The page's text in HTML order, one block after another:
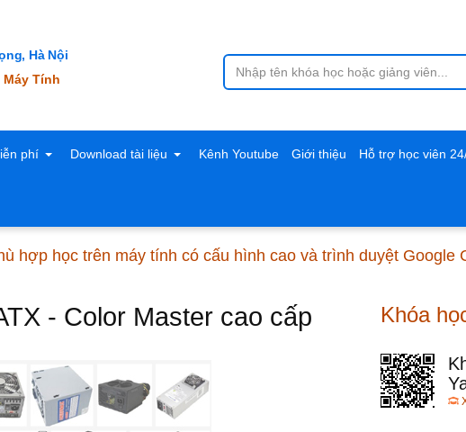
Hà Nội
Tính
phí Download tài liệu Kênh Youtube Giới thiệu Hỗ trợ học viên
hợp học trên máy tính có cấu hình cao và trình duyệt Google
- Color Master cao cấp Khóa